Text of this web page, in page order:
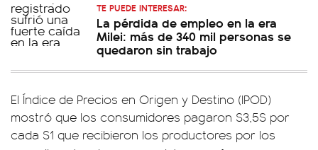
TE PUEDE INTERESAR:
La pérdida de empleo en la era
Milei: más de 340 mil personas se
quedaron sin trabajo
El Índice de Precios en Origen y Destino (IPOD)
mostró que los consumidores pagaron $3,5$ por
cada $1 que recibieron los productores por los